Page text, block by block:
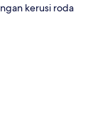
kerusi roda